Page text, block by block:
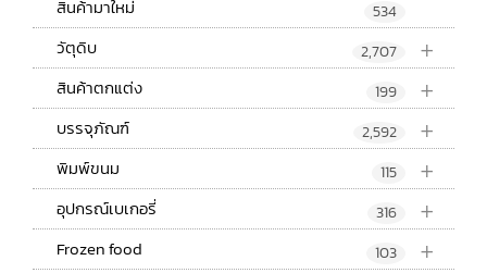
สินค้ามาใหม่ 534
+
วัตุดิบ 2,707
+
สินค้าตกแต่ง 199
+
บรรจุภัณฑ์ 2,592
+
พิมพ์ขนม 115
+
อุปกรณ์เบเกอรี่ 316
+
Frozen food 103